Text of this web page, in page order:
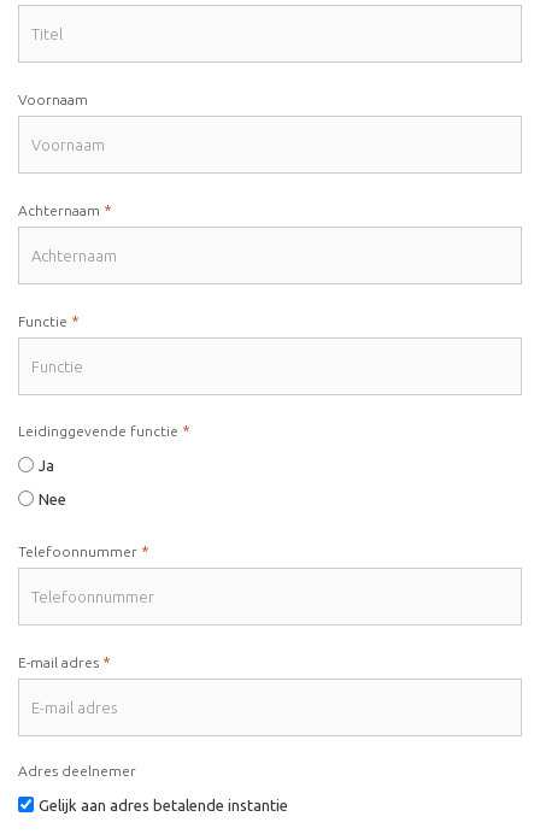
Voornaam
Achternaam *
Functie *
Leidinggevende functie *
Ja
Nee
Telefoonnummer *
E-mail adres *
Adres deelnemer
Gelijk aan adres betalende instantie